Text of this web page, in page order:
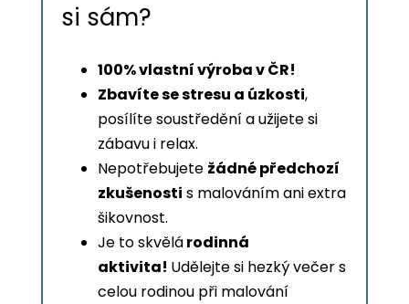
si sám?
100% vlastní výroba v ČR!
Zbavíte se stresu a úzkosti,
posílíte soustředění a užijete si
zábavu i relax.
Nepotřebujete žádné předchozí
zkušenosti s malováním ani extra
šikovnost.
Je to skvělárodinná
aktivita! Udělejte si hezký večer s
celou rodinou při malování